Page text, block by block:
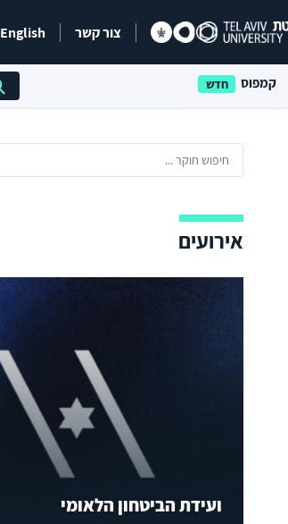
צור קשר English
קמפוס
אירועים
ועידת הביטחון הלאומי